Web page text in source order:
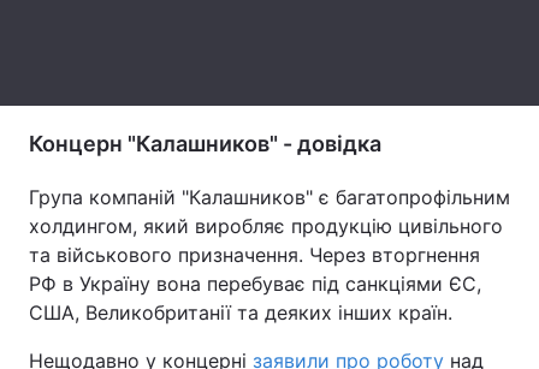
Тема оформлення
Концерн "Калашников" - довідка
Група компаній "Калашников" є багатопрофільним
холдингом, який виробляє продукцію цивільного
та військового призначення. Через вторгнення
РФ в Україну вона перебуває під санкціями ЄС,
США, Великобританії та деяких інших країн.
Нещодавно у концерні заявили про роботу над